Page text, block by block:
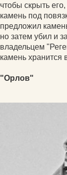
чтобы скрыть
камень под
предложил
но затем убил и
владельцем
камень хранится
"Орлов"